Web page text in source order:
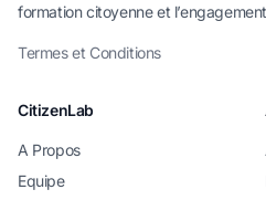
formation citoyenne et
Termes et Conditions
CitizenLab
A Propos
Equipe